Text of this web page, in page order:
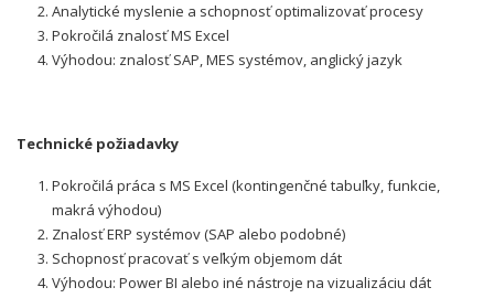
Analytické myslenie a schopnosť optimalizovať procesy
Pokročilá znalosť MS Excel
Výhodou: znalosť SAP, MES systémov, anglický jazyk
Technické požiadavky
Pokročilá práca s MS Excel (kontingenčné tabuľky, funkcie,
makrá výhodou)
Znalosť ERP systémov (SAP alebo podobné)
Schopnosť pracovať s veľkým objemom dát
Výhodou: Power BI alebo iné nástroje na vizualizáciu dát